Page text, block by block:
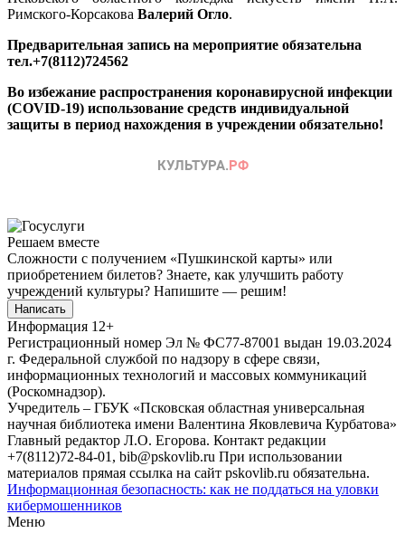
Римского-Корсакова Валерий Огло.
Предварительная запись на мероприятие обязательна
тел.+7(8112)724562
Во избежание распространения коронавирусной инфекции
(COVID-19) использование средств индивидуальной
защиты в период нахождения в учреждении обязательно!
Решаем вместе
Сложности с получением «Пушкинской карты» или
приобретением билетов? Знаете, как улучшить работу
учреждений культуры? Напишите — решим!
Написать
Информация 12+
Регистрационный номер Эл № ФС77-87001 выдан 19.03.2024
г. Федеральной службой по надзору в сфере связи,
информационных технологий и массовых коммуникаций
(Роскомнадзор).
Учредитель – ГБУК «Псковская областная универсальная
научная библиотека имени Валентина Яковлевича Курбатова»
Главный редактор Л.О. Егорова. Контакт редакции
+7(8112)72-84-01, bib@pskovlib.ru При использовании
материалов прямая ссылка на сайт pskovlib.ru обязательна.
Информационная безопасность: как не поддаться на уловки
кибермошенников
Меню